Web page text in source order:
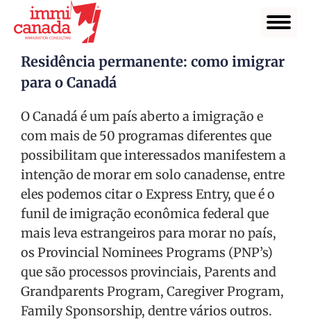
Residência permanente: como imigrar
para o Canadá
O Canadá é um país aberto a imigração e
com mais de 50 programas diferentes que
possibilitam que interessados manifestem a
intenção de morar em solo canadense, entre
eles podemos citar o Express Entry, que é o
funil de imigração econômica federal que
mais leva estrangeiros para morar no país,
os Provincial Nominees Programs (PNP’s)
que são processos provinciais, Parents and
Grandparents Program, Caregiver Program,
Family Sponsorship, dentre vários outros.